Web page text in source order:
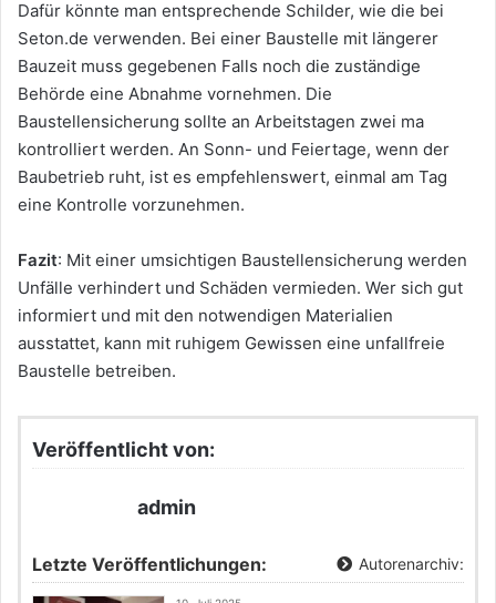
Dafür könnte man entsprechende Schilder, wie die bei
Seton.de verwenden. Bei einer Baustelle mit längerer
Bauzeit muss gegebenen Falls noch die zuständige
Behörde eine Abnahme vornehmen. Die
Baustellensicherung sollte an Arbeitstagen zwei ma
kontrolliert werden. An Sonn- und Feiertage, wenn der
Baubetrieb ruht, ist es empfehlenswert, einmal am Tag
eine Kontrolle vorzunehmen.
Fazit: Mit einer umsichtigen Baustellensicherung werden
Unfälle verhindert und Schäden vermieden. Wer sich gut
informiert und mit den notwendigen Materialien
ausstattet, kann mit ruhigem Gewissen eine unfallfreie
Baustelle betreiben.
Veröffentlicht von:
admin
Letzte Veröffentlichungen: Autorenarchiv: